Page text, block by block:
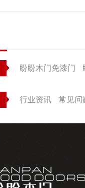
盼盼木门免漆门
行业资讯 常见问